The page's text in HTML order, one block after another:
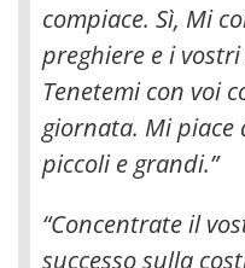
compiace. Sì, Mi
preghiere e i
Tenetemi con voi
giornata. Mi piace
piccoli e grandi.”
“Concentrate il
successo sulla